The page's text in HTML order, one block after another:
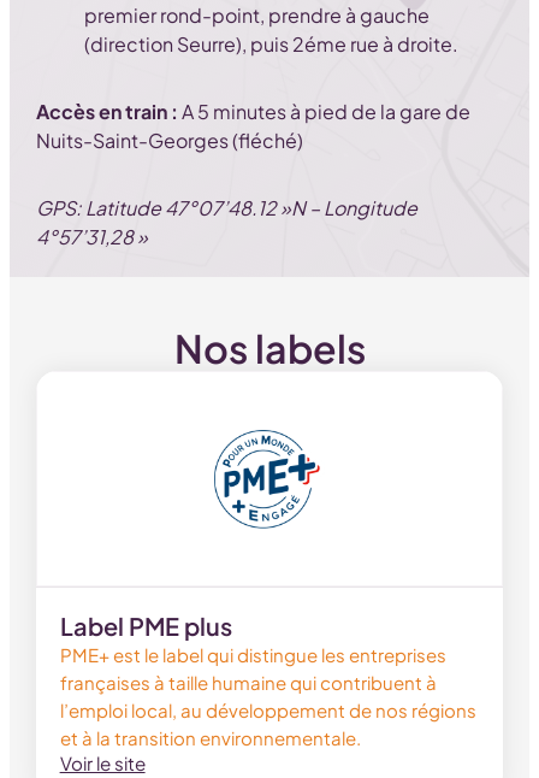
premier rond-point, prendre à gauche
(direction Seurre), puis 2éme rue à droite.
Accès en train : A 5 minutes à pied de la gare de
Nuits-Saint-Georges (fléché)
GPS: Latitude 47°07’48.12 »N – Longitude
4°57’31,28 »
Nos labels
Label PME plus
PME+ est le label qui distingue les entreprises
françaises à taille humaine qui contribuent à
l’emploi local, au développement de nos régions
et à la transition environnementale.
Voir le site